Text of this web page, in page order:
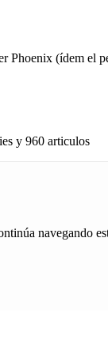
(ídem el
y 960 articulos
navegando